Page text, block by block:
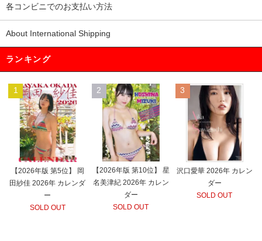
各コンビニでのお支払い方法
About International Shipping
ランキング
1
【2026年版 第5位】 岡
田紗佳 2026年 カレンダ
ー
SOLD OUT
2
【2026年版 第10位】 星
名美津紀 2026年 カレン
ダー
SOLD OUT
3
沢口愛華 2026年 カレン
ダー
SOLD OUT